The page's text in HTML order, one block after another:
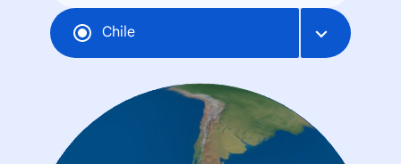
Chile